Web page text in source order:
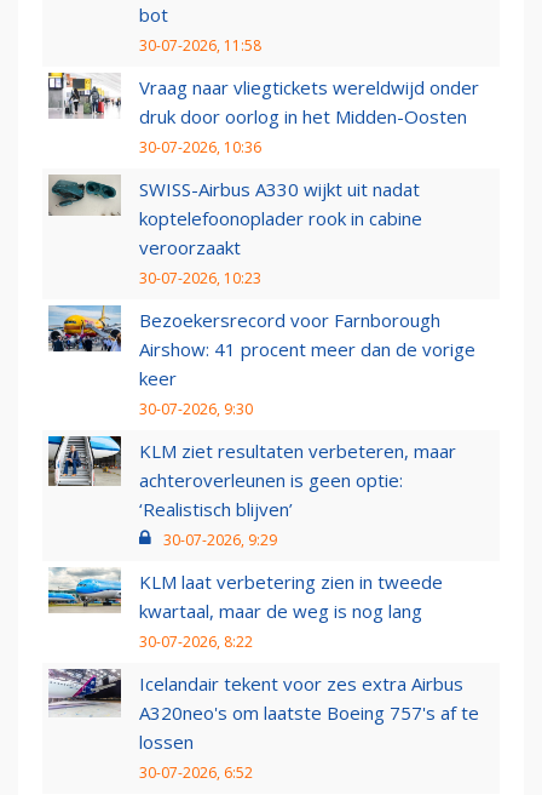
bot
30-07-2026, 11:58
Vraag naar vliegtickets wereldwijd onder
druk door oorlog in het Midden-Oosten
30-07-2026, 10:36
SWISS-Airbus A330 wijkt uit nadat
koptelefoonoplader rook in cabine
veroorzaakt
30-07-2026, 10:23
Bezoekersrecord voor Farnborough
Airshow: 41 procent meer dan de vorige
keer
30-07-2026, 9:30
KLM ziet resultaten verbeteren, maar
achteroverleunen is geen optie:
‘Realistisch blijven’
30-07-2026, 9:29
KLM laat verbetering zien in tweede
kwartaal, maar de weg is nog lang
30-07-2026, 8:22
Icelandair tekent voor zes extra Airbus
A320neo's om laatste Boeing 757's af te
lossen
30-07-2026, 6:52